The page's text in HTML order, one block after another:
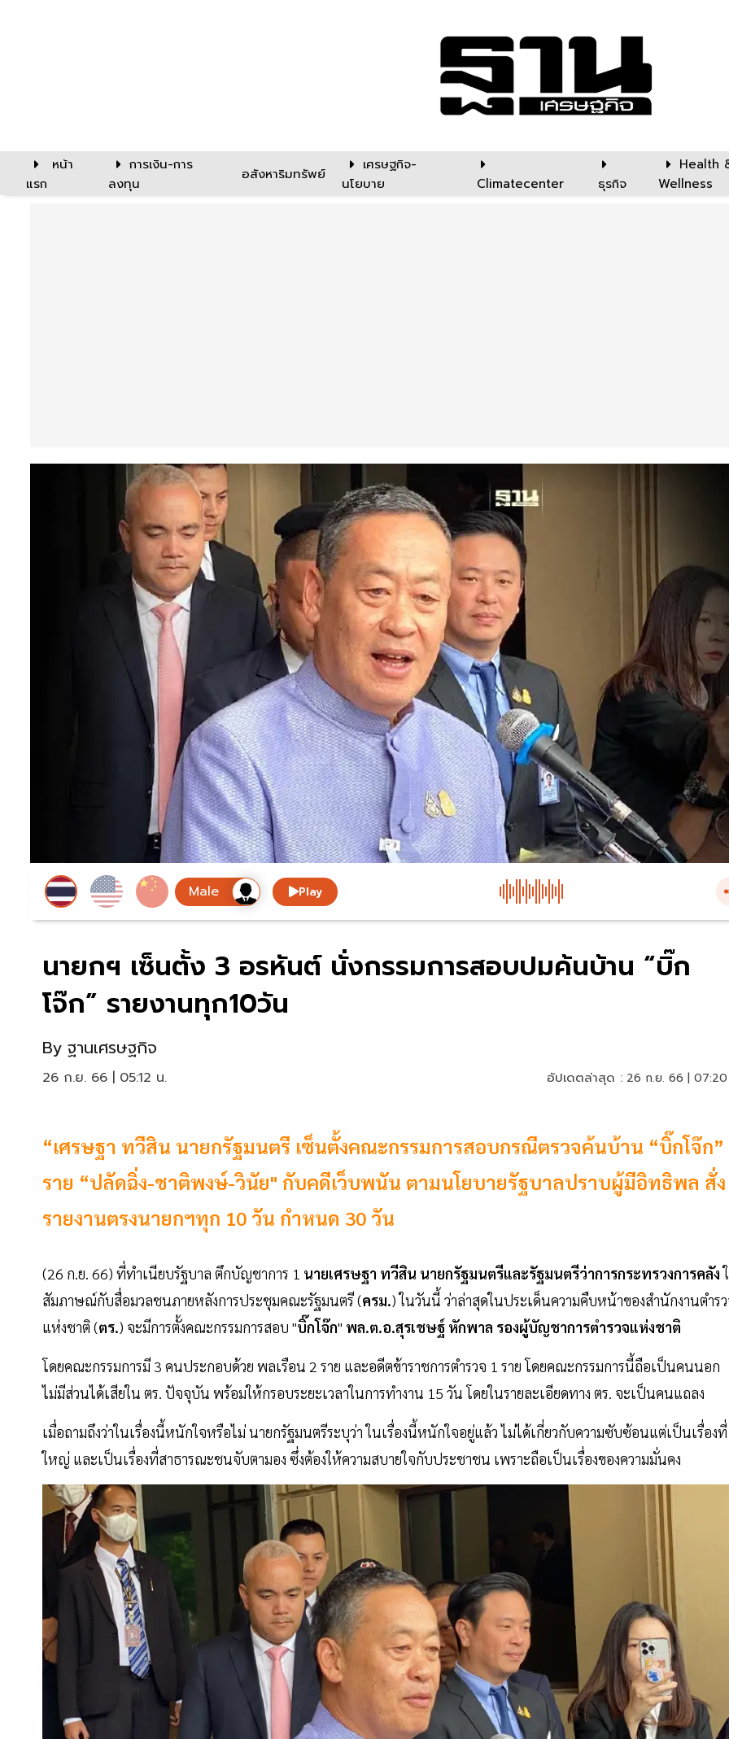
หน้า
แรก
การเงิน-การ
ลงทุน
อสังหาริมทรัพย์
เศรษฐกิจ-
นโยบาย
Climatecenter ธุรกิจ
Health
Wellness
Play
นายกฯ เซ็นตั้ง 3 อรหันต์ นั่งกรรมการสอบปมค้นบ้าน “บิ๊ก
โจ๊ก” รายงานทุก10วัน
By ฐานเศรษฐกิจ
26 ก.ย. 66 | 05:12 น. อัปเดตล่าสุด : 26 ก.ย. 66 |
“เศรษฐา ทวีสิน นายกรัฐมนตรี เซ็นตั้งคณะกรรมการสอบกรณีตรวจค้นบ้าน “บิ๊กโจ๊ก”
ราย “ปลัดฉิ่ง-ชาติพงษ์-วินัย" กับคดีเว็บพนัน ตามนโยบายรัฐบาลปราบผู้มีอิทธิพล สั่ง
รายงานตรงนายกฯทุก 10 วัน กำหนด 30 วัน
(26 ก.ย. 66) ที่ทำเนียบรัฐบาล ตึกบัญชาการ 1 นายเศรษฐา ทวีสิน นายกรัฐมนตรีและรัฐมนตรีว่าการกระทรวงการคลัง
สัมภาษณ์กับสื่อมวลชนภายหลังการประชุมคณะรัฐมนตรี (ครม.) ในวันนี้ ว่าล่าสุดในประเด็นความคืบหน้าของสำนักงานตำร
แห่งชาติ (ตร.) จะมีการตั้งคณะกรรมการสอบ "บิ๊กโจ๊ก" พล.ต.อ.สุรเชษฐ์ หักพาล รองผู้บัญชาการตำรวจแห่งชาติ
โดยคณะกรรมการมี 3 คนประกอบด้วย พลเรือน 2 ราย และอดีตข้าราชการตำรวจ 1 ราย โดยคณะกรรมการนี้ถือเป็นคนนอก
ไม่มีส่วนได้เสียใน ตร. ปัจจุบัน พร้อมให้กรอบระยะเวลาในการทำงาน 15 วัน โดยในรายละเอียดทาง ตร. จะเป็นคนแถลง
เมื่อถามถึงว่าในเรื่องนี้หนักใจหรือไม่ นายกรัฐมนตรีระบุว่า ในเรื่องนี้หนักใจอยู่แล้ว ไม่ได้เกี่ยวกับความซับซ้อนแต่เป็นเรื่องที่
ใหญ่ และเป็นเรื่องที่สาธารณะชนจับตามอง ซึ่งต้องให้ความสบายใจกับประชาชน เพราะถือเป็นเรื่องของความมั่นคง